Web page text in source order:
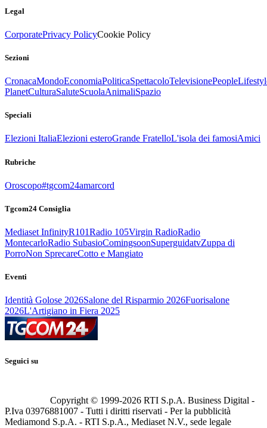
Legal
CorporatePrivacy PolicyCookie Policy
Sezioni
CronacaMondoEconomiaPoliticaSpettacoloTelevisionePeople
PlanetCulturaSaluteScuolaAnimaliSpazio
Speciali
Elezioni ItaliaElezioni esteroGrande FratelloL'isola dei famosiAmici
Rubriche
Oroscopo#tgcom24amarcord
Tgcom24 Consiglia
Mediaset InfinityR101Radio 105Virgin RadioRadio
MontecarloRadio SubasioComingsoonSuperguidatvZuppa di
PorroNon SprecareCotto e Mangiato
Eventi
Identità Golose 2026Salone del Risparmio 2026Fuorisalone
2026L'Artigiano in Fiera 2025
Seguici su
Copyright © 1999-2026 RTI S.p.A. Business Digital -
P.Iva 03976881007 - Tutti i diritti riservati - Per la pubblicità
Mediamond S.p.A. - RTI S.p.A., Mediaset N.V., sede legale